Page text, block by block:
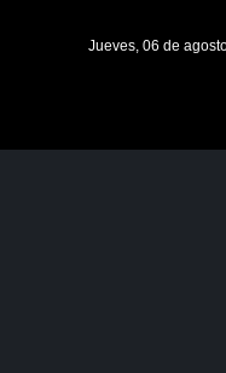
Jueves, 06 de